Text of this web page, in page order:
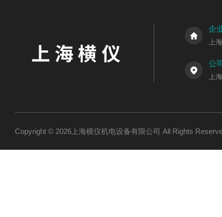
企
上
公
上
Copyright © 2026上海横仪机电设备有限公司 All Rights